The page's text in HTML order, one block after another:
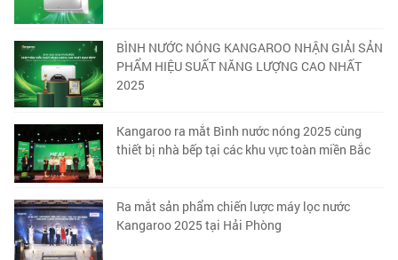
BÌNH NƯỚC NÓNG KANGAROO NHẬN GIẢI SẢN
PHẨM HIỆU SUẤT NĂNG LƯỢNG CAO NHẤT
2025
Kangaroo ra mắt Bình nước nóng 2025 cùng
thiết bị nhà bếp tại các khu vực toàn miền Bắc
Ra mắt sản phẩm chiến lược máy lọc nước
Kangaroo 2025 tại Hải Phòng